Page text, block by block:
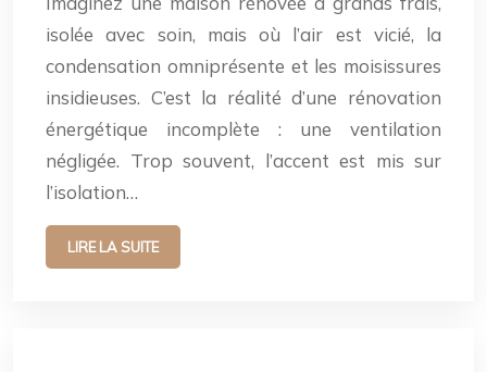
isolée avec soin, mais où l’air est vicié, la
condensation omniprésente et les moisissures
insidieuses. C’est la réalité d’une rénovation
énergétique incomplète : une ventilation
négligée. Trop souvent, l’accent est mis sur
l’isolation…
LIRE LA SUITE